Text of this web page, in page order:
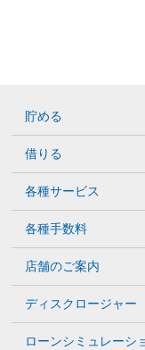
貯める
借りる
各種サービス
各種手数料
店舗のご案内
ディスクロージャー
ローンシミュレーシ